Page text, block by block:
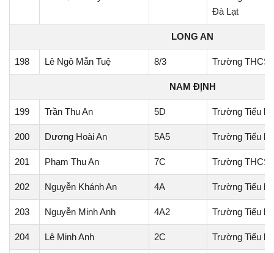
Đà Lạt
LONG AN
198 Lê Ngô Mẫn Tuệ 8/3 Trường THCS
NAM ĐỊNH
199 Trần Thu An 5D Trường Tiểu
200 Dương Hoài An 5A5 Trường Tiểu
201 Phạm Thu An 7C Trường THCS
202 Nguyễn Khánh An 4A Trường Tiểu
203 Nguyễn Minh Anh 4A2 Trường Tiểu
204 Lê Minh Anh 2C Trường Tiểu